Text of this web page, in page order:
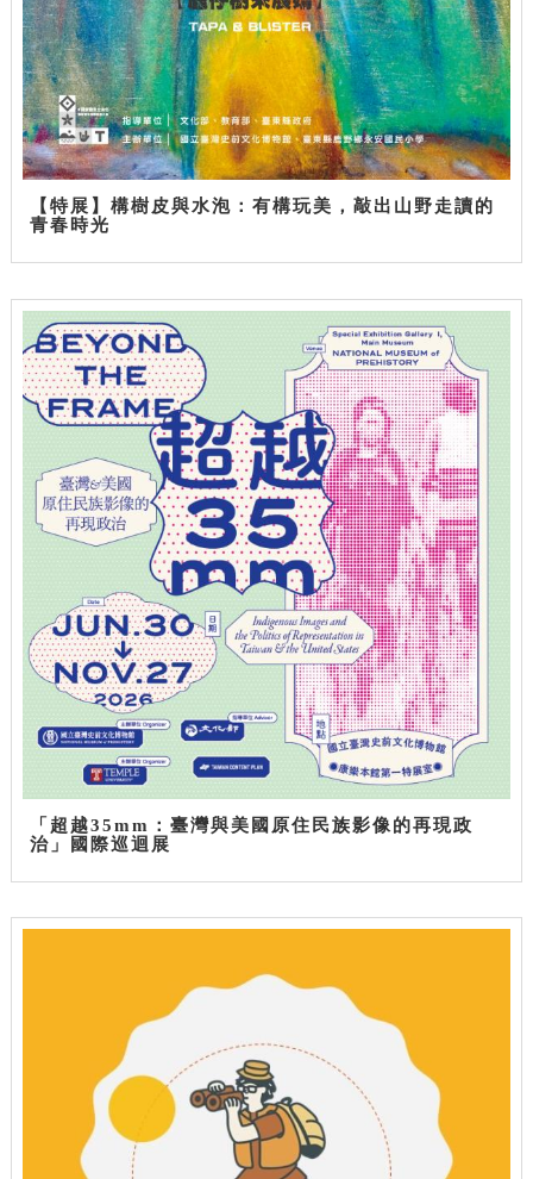
【特展】構樹皮與水泡：有構玩美，敲出山野走讀的
青春時光
「超越35mm：臺灣與美國原住民族影像的再現政
治」國際巡迴展